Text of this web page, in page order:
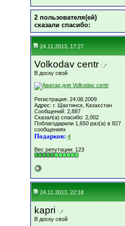
2 пользователя(ей)
сказали cпасибо:
24.11.2013, 17:27
Volkodav centr
В доску свой
Регистрация: 24.08.2009
Адрес: г. Шахтинск, Казахстан
Сообщений: 2,887
Сказал(а) спасибо: 2,002
Поблагодарили 1,650 раз(а) в 827
сообщениях
Подарков: 4
Вес репутации: 123
24.11.2013, 22:18
kapri
В доску свой